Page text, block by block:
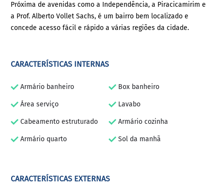
Próxima de avenidas como a Independência, a Piracicamirim e
a Prof. Alberto Vollet Sachs, é um bairro bem localizado e
concede acesso fácil e rápido a várias regiões da cidade.
CARACTERÍSTICAS INTERNAS
Armário banheiro Box banheiro
Área serviço Lavabo
Cabeamento estruturado Armário cozinha
Armário quarto Sol da manhã
CARACTERÍSTICAS EXTERNAS